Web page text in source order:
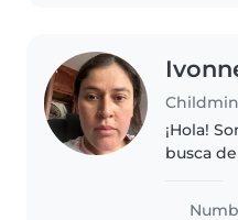
¡Hola!
busca
nuestro